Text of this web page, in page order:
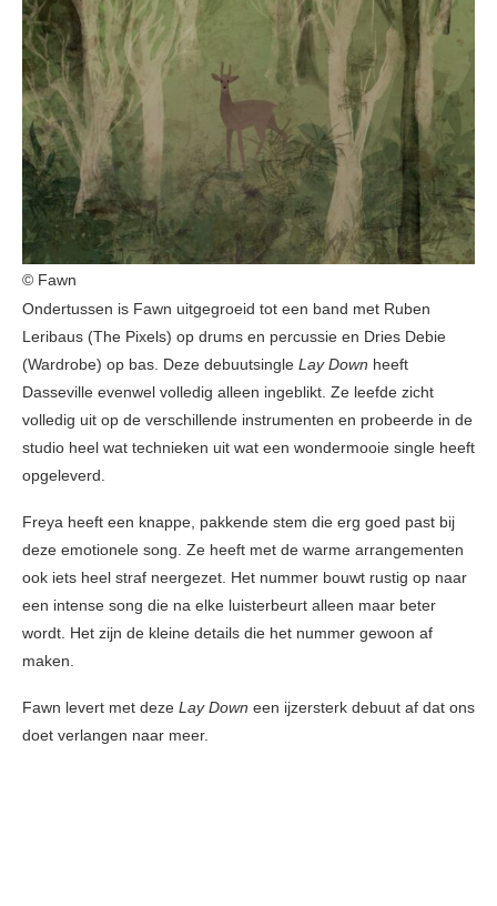
© Fawn
Ondertussen is Fawn uitgegroeid tot een band met Ruben
Leribaus (The Pixels) op drums en percussie en Dries Debie
(Wardrobe) op bas. Deze debuutsingle Lay Down heeft
Dasseville evenwel volledig alleen ingeblikt. Ze leefde zicht
volledig uit op de verschillende instrumenten en probeerde in de
studio heel wat technieken uit wat een wondermooie single heeft
opgeleverd.
Freya heeft een knappe, pakkende stem die erg goed past bij
deze emotionele song. Ze heeft met de warme arrangementen
ook iets heel straf neergezet. Het nummer bouwt rustig op naar
een intense song die na elke luisterbeurt alleen maar beter
wordt. Het zijn de kleine details die het nummer gewoon af
maken.
Fawn levert met deze Lay Down een ijzersterk debuut af dat ons
doet verlangen naar meer.